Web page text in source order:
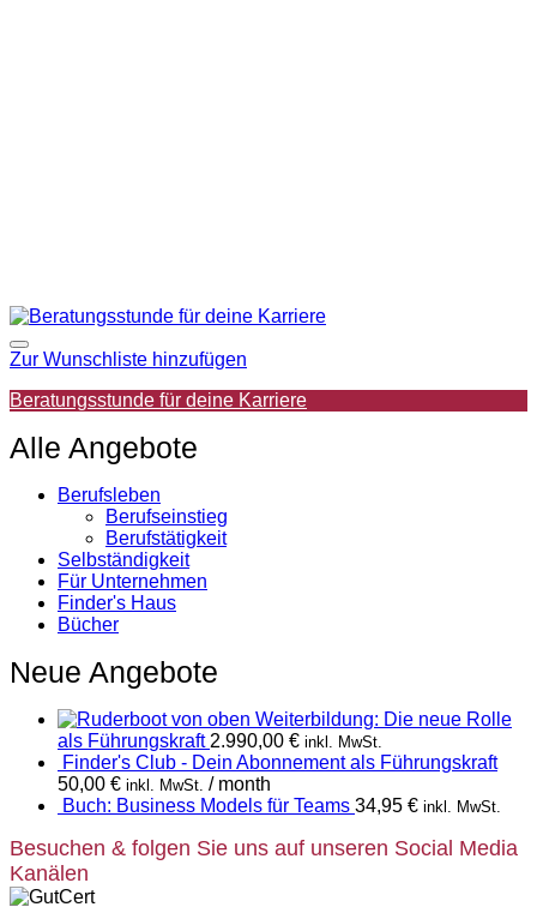
Zur Wunschliste hinzufügen
Beratungsstunde für deine Karriere
Alle Angebote
Berufsleben
Berufseinstieg
Berufstätigkeit
Selbständigkeit
Für Unternehmen
Finder's Haus
Bücher
Neue Angebote
Weiterbildung: Die neue Rolle
als Führungskraft 2.990,00 € inkl. MwSt.
Finder's Club - Dein Abonnement als Führungskraft
50,00 € inkl. MwSt. / month
Buch: Business Models für Teams 34,95 € inkl. MwSt.
Besuchen & folgen Sie uns auf unseren Social Media
Kanälen